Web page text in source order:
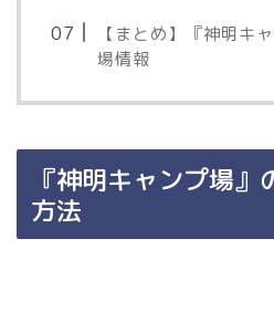
【まとめ】『神明キ
場情報
『神明キャンプ場
方法